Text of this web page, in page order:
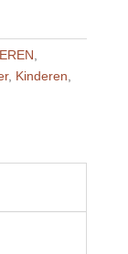
,
, Kinderen,